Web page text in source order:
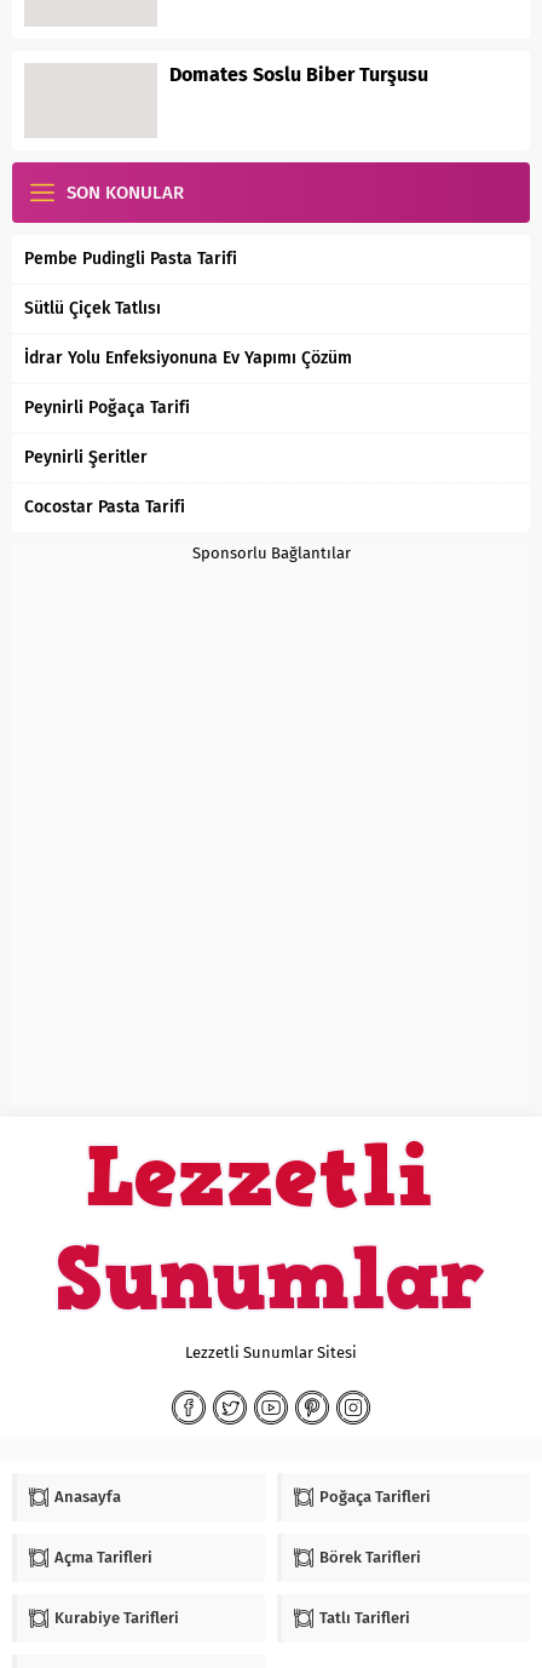
Domates Soslu Biber Turşusu
SON KONULAR
Pembe Pudingli Pasta Tarifi
Sütlü Çiçek Tatlısı
İdrar Yolu Enfeksiyonuna Ev Yapımı Çözüm
Peynirli Poğaça Tarifi
Peynirli Şeritler
Cocostar Pasta Tarifi
Sponsorlu Bağlantılar
Lezzetli Sunumlar Sitesi
Anasayfa Poğaça Tarifleri
Açma Tarifleri Börek Tarifleri
Kurabiye Tarifleri Tatlı Tarifleri